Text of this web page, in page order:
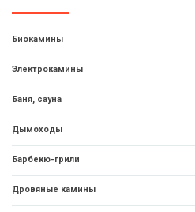
Биокамины
Электрокамины
Баня, сауна
Дымоходы
Барбекю-грили
Дровяные камины